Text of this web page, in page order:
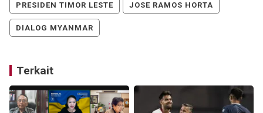
PRESIDEN TIMOR LESTE JOSE RAMOS HORTA
DIALOG MYANMAR
Terkait